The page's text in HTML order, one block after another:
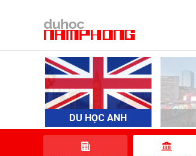
DU HỌC ANH
TRANG CHỦ
QUỐC GIA
EVENTS